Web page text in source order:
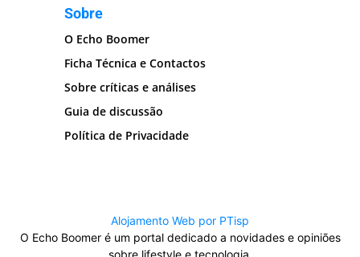
Sobre
O Echo Boomer
Ficha Técnica e Contactos
Sobre críticas e análises
Guia de discussão
Política de Privacidade
Alojamento Web por PTisp
O Echo Boomer é um portal dedicado a novidades e opiniões
sobre lifestyle e tecnologia.